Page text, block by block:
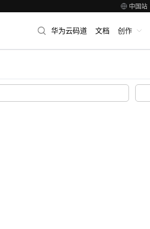
中国站
华为云码道 文档 创作